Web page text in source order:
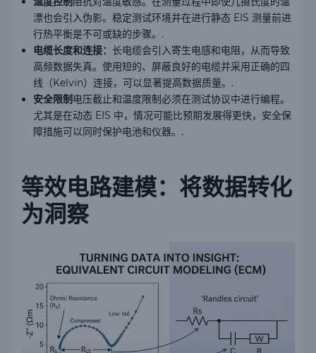
漂也会引入伪影。稳定测试环境并在进行静态 EIS 测量前进
行热平衡是不可或缺的步骤。.
电缆长度和连接： 长电缆会引入寄生电感和电阻，从而导致
高频数据失真。使用短的、屏蔽良好的电缆并采用正确的四
线（Kelvin）连接，可以显著提高数据质量。.
安全限制 电压截止和温度限制必须在测试协议中进行编程。
尤其是在动态 EIS 中，情况可能比预期发展得更快，安全保
障措施可以同时保护电池和仪器。.
等效电路建模：将数据转化
为洞察